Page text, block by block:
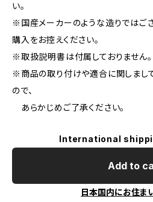
い。
※国産メーカーのような造りではご
購入をお控えください。
※取扱説明書は付属しておりません。
※商品の取り付けや適合に関しまし
ので、
あらかじめご了承ください。
International
Add to
日本国内にお住ま